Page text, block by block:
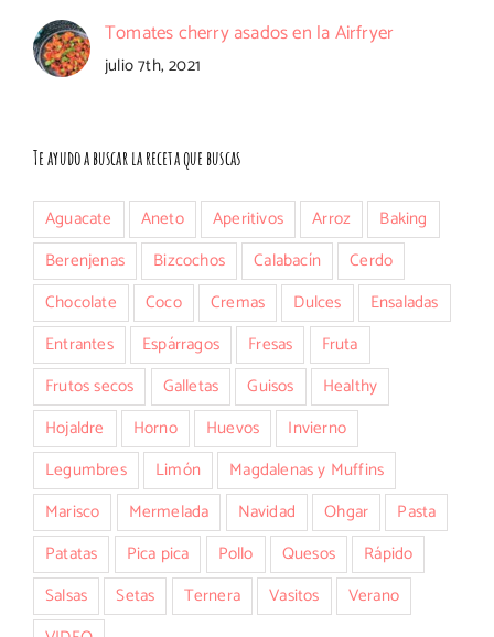
Tomates cherry asados en la Airfryer
julio 7th, 2021
Te ayudo a buscar la receta que buscas
Aguacate Aneto Aperitivos Arroz
Baking
Berenjenas
Bizcochos Calabacín
Cerdo
Chocolate
Coco Cremas Dulces
Ensaladas
Entrantes
Espárragos Fresas
Fruta
Frutos secos
Galletas Guisos
Healthy
Hojaldre
Horno Huevos
Invierno
Legumbres
Limón
Magdalenas y Muffins
Marisco
Mermelada Navidad Ohgar
Pasta
Patatas
Pica pica Pollo Quesos
Rápido
Salsas
Setas Ternera Vasitos
Verano